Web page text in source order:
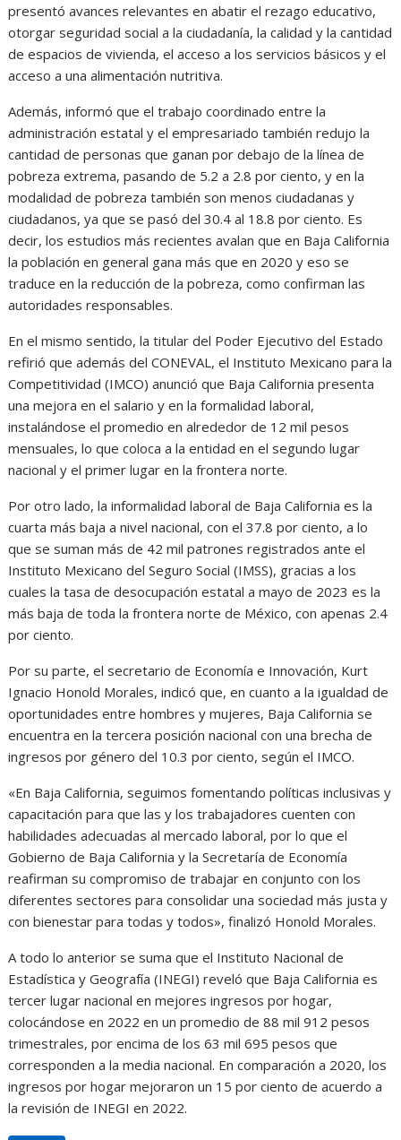
presentó avances relevantes en abatir el rezago educativo,
otorgar seguridad social a la ciudadanía, la calidad y la cantidad
de espacios de vivienda, el acceso a los servicios básicos y el
acceso a una alimentación nutritiva.
Además, informó que el trabajo coordinado entre la
administración estatal y el empresariado también redujo la
cantidad de personas que ganan por debajo de la línea de
pobreza extrema, pasando de 5.2 a 2.8 por ciento, y en la
modalidad de pobreza también son menos ciudadanas y
ciudadanos, ya que se pasó del 30.4 al 18.8 por ciento. Es
decir, los estudios más recientes avalan que en Baja California
la población en general gana más que en 2020 y eso se
traduce en la reducción de la pobreza, como confirman las
autoridades responsables.
En el mismo sentido, la titular del Poder Ejecutivo del Estado
refirió que además del CONEVAL, el Instituto Mexicano para la
Competitividad (IMCO) anunció que Baja California presenta
una mejora en el salario y en la formalidad laboral,
instalándose el promedio en alrededor de 12 mil pesos
mensuales, lo que coloca a la entidad en el segundo lugar
nacional y el primer lugar en la frontera norte.
Por otro lado, la informalidad laboral de Baja California es la
cuarta más baja a nivel nacional, con el 37.8 por ciento, a lo
que se suman más de 42 mil patrones registrados ante el
Instituto Mexicano del Seguro Social (IMSS), gracias a los
cuales la tasa de desocupación estatal a mayo de 2023 es la
más baja de toda la frontera norte de México, con apenas 2.4
por ciento.
Por su parte, el secretario de Economía e Innovación, Kurt
Ignacio Honold Morales, indicó que, en cuanto a la igualdad de
oportunidades entre hombres y mujeres, Baja California se
encuentra en la tercera posición nacional con una brecha de
ingresos por género del 10.3 por ciento, según el IMCO.
«En Baja California, seguimos fomentando políticas inclusivas y
capacitación para que las y los trabajadores cuenten con
habilidades adecuadas al mercado laboral, por lo que el
Gobierno de Baja California y la Secretaría de Economía
reafirman su compromiso de trabajar en conjunto con los
diferentes sectores para consolidar una sociedad más justa y
con bienestar para todas y todos», finalizó Honold Morales.
A todo lo anterior se suma que el Instituto Nacional de
Estadística y Geografía (INEGI) reveló que Baja California es
tercer lugar nacional en mejores ingresos por hogar,
colocándose en 2022 en un promedio de 88 mil 912 pesos
trimestrales, por encima de los 63 mil 695 pesos que
corresponden a la media nacional. En comparación a 2020, los
ingresos por hogar mejoraron un 15 por ciento de acuerdo a
la revisión de INEGI en 2022.